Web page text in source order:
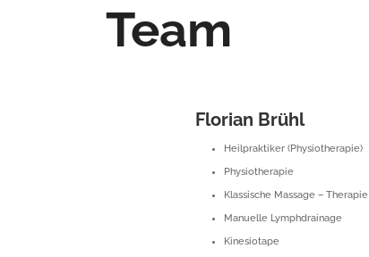
Team
Florian Brühl
Heilpraktiker (Physiotherapie)
Physiotherapie
Klassische Massage – Therapie
Manuelle Lymphdrainage
Kinesiotape